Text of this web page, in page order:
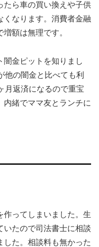
たら車の買い換えや子供
くなります。消費者金融
額は無理です。
闇金ピットを知りまし
他の闇金と比べても利
月返済になるので重宝
内緒でママ友とランチに
作ってしまいました。生
いたので司法書士に相談
した。相談料も無かった